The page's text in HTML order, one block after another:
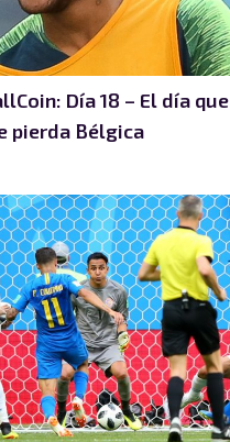
Día 18 – El día que
pierda Bélgica